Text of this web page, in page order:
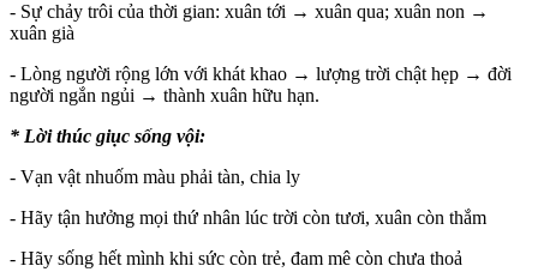
- Sự chảy trôi của thời gian: xuân tới → xuân qua; xuân non →
xuân già
- Lòng người rộng lớn với khát khao → lượng trời chật hẹp → đời
người ngắn ngủi → thành xuân hữu hạn.
* Lời thúc giục sống vội:
- Vạn vật nhuốm màu phải tàn, chia ly
- Hãy tận hưởng mọi thứ nhân lúc trời còn tươi, xuân còn thắm
- Hãy sống hết mình khi sức còn trẻ, đam mê còn chưa thoả